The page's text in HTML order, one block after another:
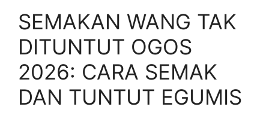
SEMAKAN WANG TAK
DITUNTUT OGOS
2026: CARA SEMAK
DAN TUNTUT EGUMIS